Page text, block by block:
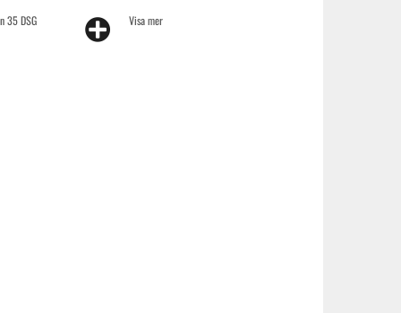
35 DSG
Visa mer